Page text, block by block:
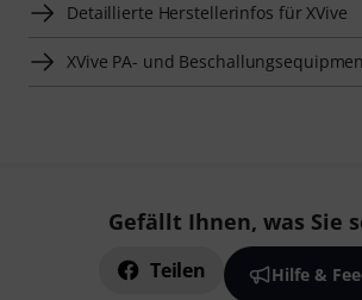
Detaillierte Herstellerinfos für XVive
XVive PA- und
Gefällt Ihnen, was Sie
Teilen Hilfe &